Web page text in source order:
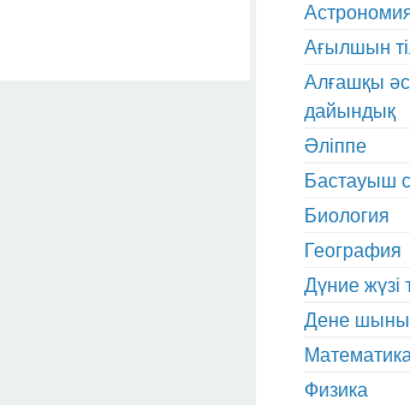
Ағылшын
Алғашқы
дайындық
Әліппе
Бастауыш
Биология
География
Дүние жүзі
Дене
Математика
Физика